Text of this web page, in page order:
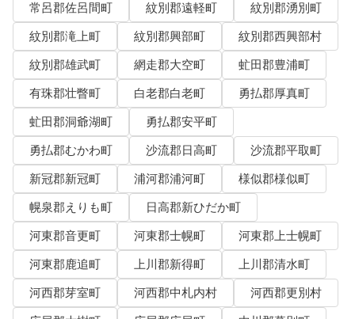
常呂郡佐呂間町
紋別郡遠軽町
紋別郡湧別町
紋別郡滝上町
紋別郡興部町
紋別郡西興部村
紋別郡雄武町
網走郡大空町
虻田郡豊浦町
有珠郡壮瞥町
白老郡白老町
勇払郡厚真町
虻田郡洞爺湖町
勇払郡安平町
勇払郡むかわ町
沙流郡日高町
沙流郡平取町
新冠郡新冠町
浦河郡浦河町
様似郡様似町
幌泉郡えりも町
日高郡新ひだか町
河東郡音更町
河東郡士幌町
河東郡上士幌町
河東郡鹿追町
上川郡新得町
上川郡清水町
河西郡芽室町
河西郡中札内村
河西郡更別村